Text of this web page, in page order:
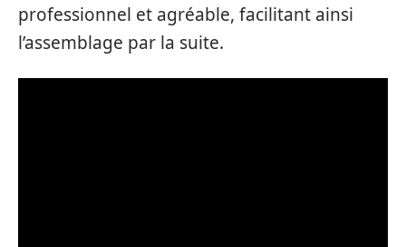
professionnel et agréable, facilitant ainsi
l’assemblage par la suite.